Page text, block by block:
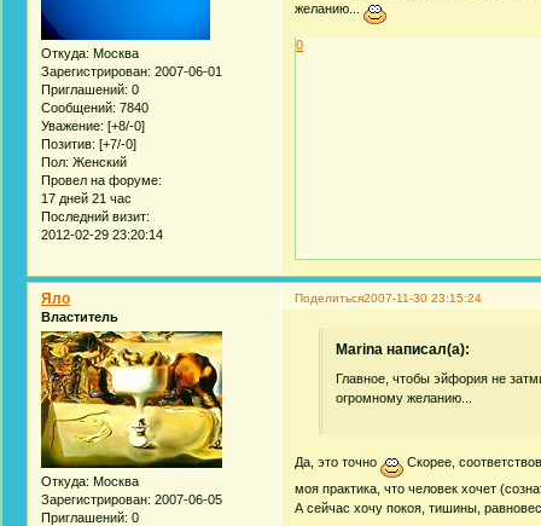
Откуда: Москва
Зарегистрирован: 2007-06-01
Приглашений: 0
Сообщений: 7840
Уважение: [+8/-0]
Позитив: [+7/-0]
Пол: Женский
Провел на форуме:
17 дней 21 час
Последний визит:
2012-02-29 23:20:14
желанию...
0
Поделиться2007-11-30 23:15:24
Яло
Властитель
Откуда: Москва
Зарегистрирован: 2007-06-05
Приглашений: 0
Marina написал(а):
Главное, чтобы эйфория не
огромному желанию...
Да, это точно
Скорее,
моя практика, что человек хочет
А сейчас хочу покоя, тишины,